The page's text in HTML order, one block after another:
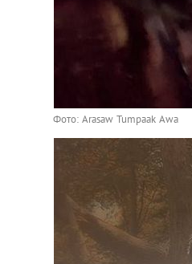
Фото: Arasaw Tumpaak Awa